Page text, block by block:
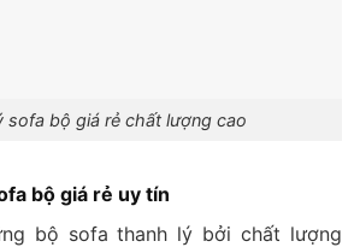
sofa bộ giá rẻ chất lượng cao
bộ giá rẻ uy tín
bộ sofa thanh lý bởi chất lượng